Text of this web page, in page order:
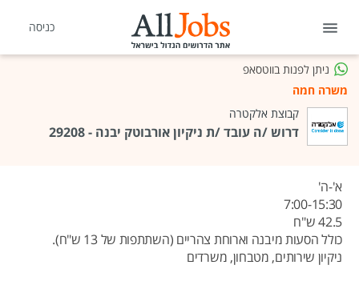
כניסה
ניתן לפנות בווטסאפ
משרה חמה
קבוצת אלקטרה
דרוש /ה עובד /ת ניקיון אורבוטק יבנה - 29208
א'-ה'
7:00-15:30
42.5 ש"ח
כולל הסעות מיבנה וארוחת צהריים (השתתפות של 13 ש"ח).
ניקיון שירותים, מטבחון, משרדים